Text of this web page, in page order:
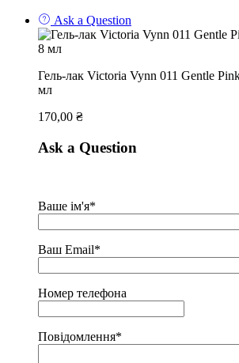
Ask a Question
Гель-лак Victoria Vynn 011 Gentle
мл
170,00 ₴
Ask a Question
Ваше ім'я*
Ваш Email*
Номер телефона
Повідомлення*